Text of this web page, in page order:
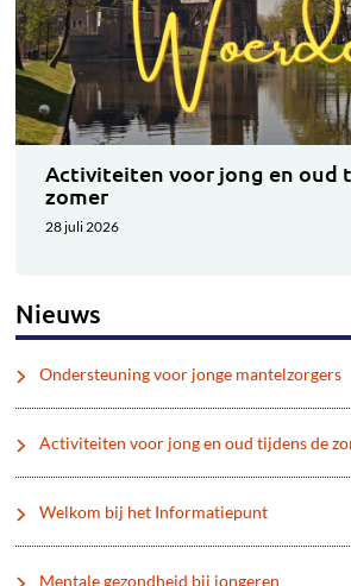
Activiteiten voor jong en oud
zomer
28 juli 2026
Nieuws
Ondersteuning voor jonge mantelzorgers
Activiteiten voor jong en oud tijdens de
Welkom bij het Informatiepunt
Mentale gezondheid bij jongeren